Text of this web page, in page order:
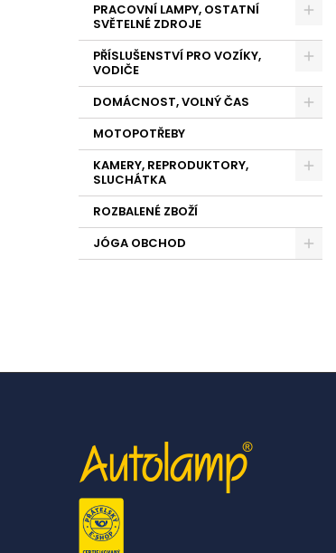
PRACOVNÍ LAMPY, OSTATNÍ
SVĚTELNÉ ZDROJE
PŘÍSLUŠENSTVÍ PRO VOZÍKY,
VODIČE
DOMÁCNOST, VOLNÝ ČAS
MOTOPOTŘEBY
KAMERY, REPRODUKTORY,
SLUCHÁTKA
ROZBALENÉ ZBOŽÍ
JÓGA OBCHOD